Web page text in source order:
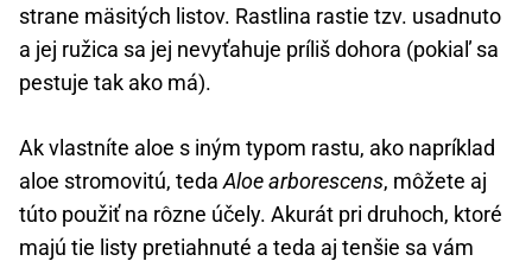
strane mäsitých listov. Rastlina rastie tzv. usadnuto
a jej ružica sa jej nevyťahuje príliš dohora (pokiaľ sa
pestuje tak ako má).
Ak vlastníte aloe s iným typom rastu, ako napríklad
aloe stromovitú, teda Aloe arborescens, môžete aj
túto použiť na rôzne účely. Akurát pri druhoch, ktoré
majú tie listy pretiahnuté a teda aj tenšie sa vám